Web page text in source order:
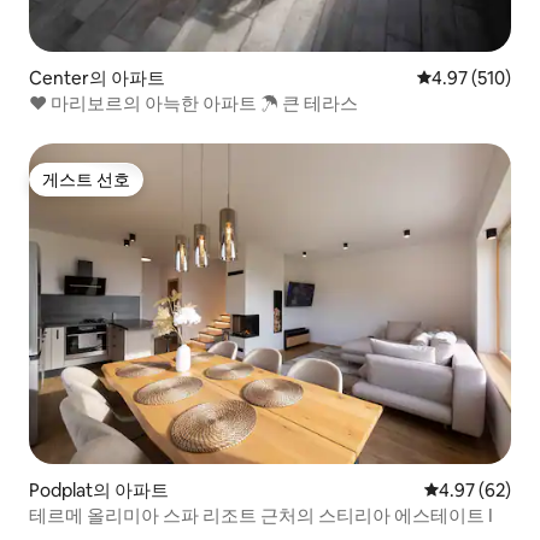
Center의 아파트 평점 4.97점(5
4.97 (510)
♥ 마리보르의 아늑한 아파트 ☂ 큰 테라스
게스트 선호
게스트 선호
Podplat의 아파트 평점 4.97점(5
4.97 (62)
테르메 올리미아 스파 리조트 근처의 스티리아 에스테이트 I